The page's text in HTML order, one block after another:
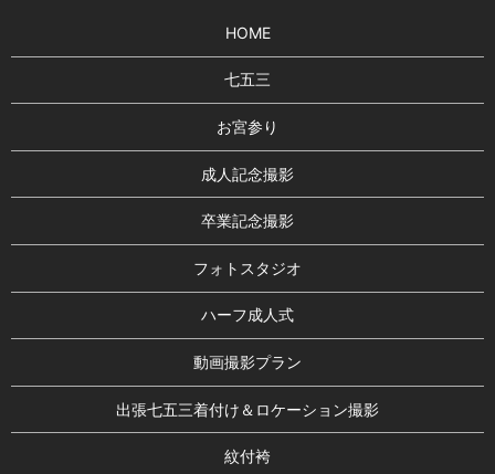
HOME
七五三
お宮参り
成人記念撮影
卒業記念撮影
フォトスタジオ
ハーフ成人式
動画撮影プラン
出張七五三着付け＆ロケーション撮影
紋付袴